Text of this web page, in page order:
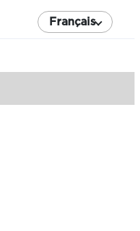
Français